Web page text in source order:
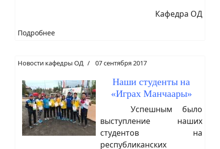
Кафедра ОД
Подробнее
Новости кафедры ОД 07 сентября 2017
Наши студенты на
«Играх Манчаары»
Успешным было
выступление наших
студентов на
республиканских